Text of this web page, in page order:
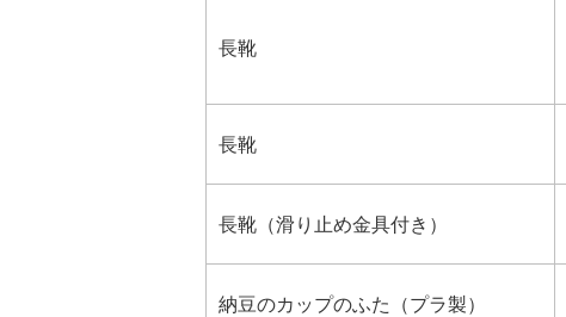
長靴
長靴
長靴（滑り止め金具付き）
納豆のカップのふた（プラ製）